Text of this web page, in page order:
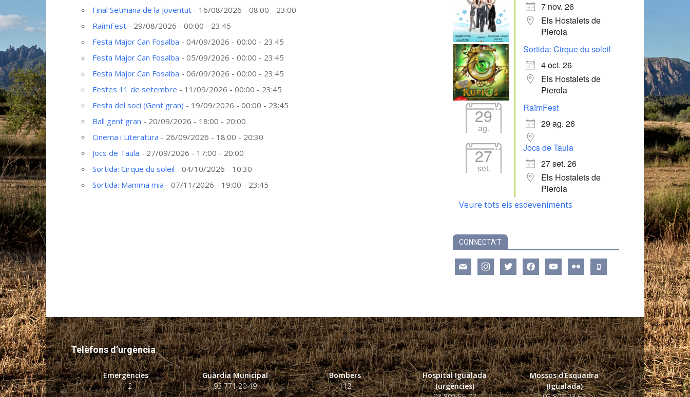
Final Setmana de la Joventut - 16/08/2026 - 08:00 - 23:00
RaïmFest - 29/08/2026 - 00:00 - 23:45
Festa Major Can Fosalba - 04/09/2026 - 00:00 - 23:45
Festa Major Can Fosalba - 05/09/2026 - 00:00 - 23:45
Festa Major Can Fosalba - 06/09/2026 - 00:00 - 23:45
Festes 11 de setembre - 11/09/2026 - 00:00 - 23:45
Festa del soci (Gent gran) - 19/09/2026 - 00:00 - 23:45
Ball gent gran - 20/09/2026 - 18:00 - 20:00
Cinema i Literatura - 26/09/2026 - 18:00 - 20:30
Jocs de Taula - 27/09/2026 - 17:00 - 20:00
Sortida: Cirque du soleil - 04/10/2026 - 10:30
Sortida: Mamma mia - 07/11/2026 - 19:00 - 23:45
7 nov. 26
Els Hostalets de
Pierola
Sortida: Cirque du soleil
4 oct. 26
Els Hostalets de
Pierola
29
ag.
RaïmFest
29 ag. 26
27
set.
Jocs de Taula
27 set. 26
Els Hostalets de
Pierola
Veure tots els esdeveniments
CONNECTA’T
mail instagramtwitter facebookyoutube flickr mobile
Telèfons d’urgència
Emergències
112
Guàrdia Municipal
93 771 20 49
Bombers
112
Hospital Igualada
(urgències)
Mossos d'Esquadra
(Igualada)